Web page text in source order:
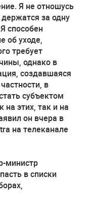
Я не отношусь
за одну
способен
об уходе,
требует
однако в
создавшаяся
в
субъектом
на этих, так и на
он вчера в
на телеканале
министр
в списки